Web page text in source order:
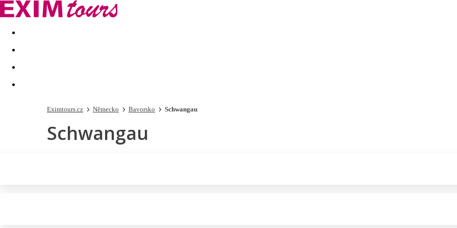
Akční nabídky Last minute
Eximtours.cz Německo Bavorsko Schwangau
Schwangau